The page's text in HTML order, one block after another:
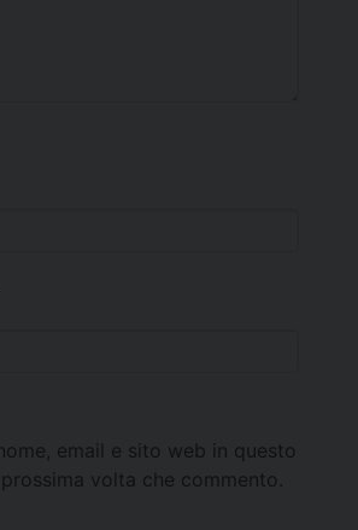
email e sito web in questo
volta che commento.